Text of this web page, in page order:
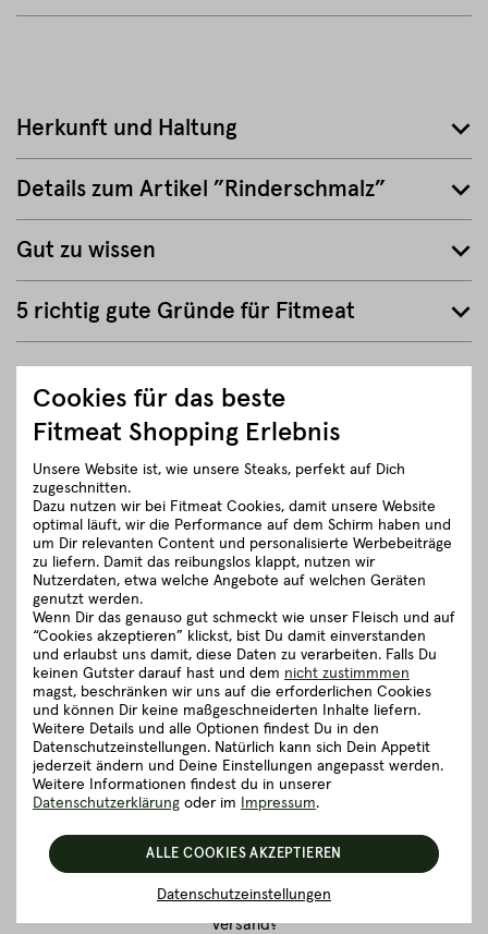
Herkunft und Haltung
Details zum Artikel ”Rinderschmalz”
Gut zu wissen
5 richtig gute Gründe für Fitmeat
ZURÜCK ZUR ÜBERSICHT
Fleischkauf ist
Vertrauenssache.
Wir sind für dich da!
Du bestellst zum ersten Mal
zur Verpackung oder dem
Versand?
Cookies für das beste
Fitmeat Shopping Erlebnis
Unsere Website ist, wie unsere Steaks, perfekt auf Dich
zugeschnitten.
Dazu nutzen wir bei Fitmeat Cookies, damit unsere Website
optimal läuft, wir die Performance auf dem Schirm haben und
um Dir relevanten Content und personalisierte Werbebeiträge
zu liefern. Damit das reibungslos klappt, nutzen wir
Nutzerdaten, etwa welche Angebote auf welchen Geräten
genutzt werden.
Wenn Dir das genauso gut schmeckt wie unser Fleisch und auf
“Cookies akzeptieren” klickst, bist Du damit einverstanden
und erlaubst uns damit, diese Daten zu verarbeiten. Falls Du
keinen Gutster darauf hast und dem nicht zustimmmen
magst, beschränken wir uns auf die erforderlichen Cookies
und können Dir keine maßgeschneiderten Inhalte liefern.
Weitere Details und alle Optionen findest Du in den
Datenschutzeinstellungen. Natürlich kann sich Dein Appetit
jederzeit ändern und Deine Einstellungen angepasst werden.
Weitere Informationen findest du in unserer
Datenschutzerklärung oder im Impressum.
Datenschutzeinstellungen
ALLE COOKIES AKZEPTIEREN